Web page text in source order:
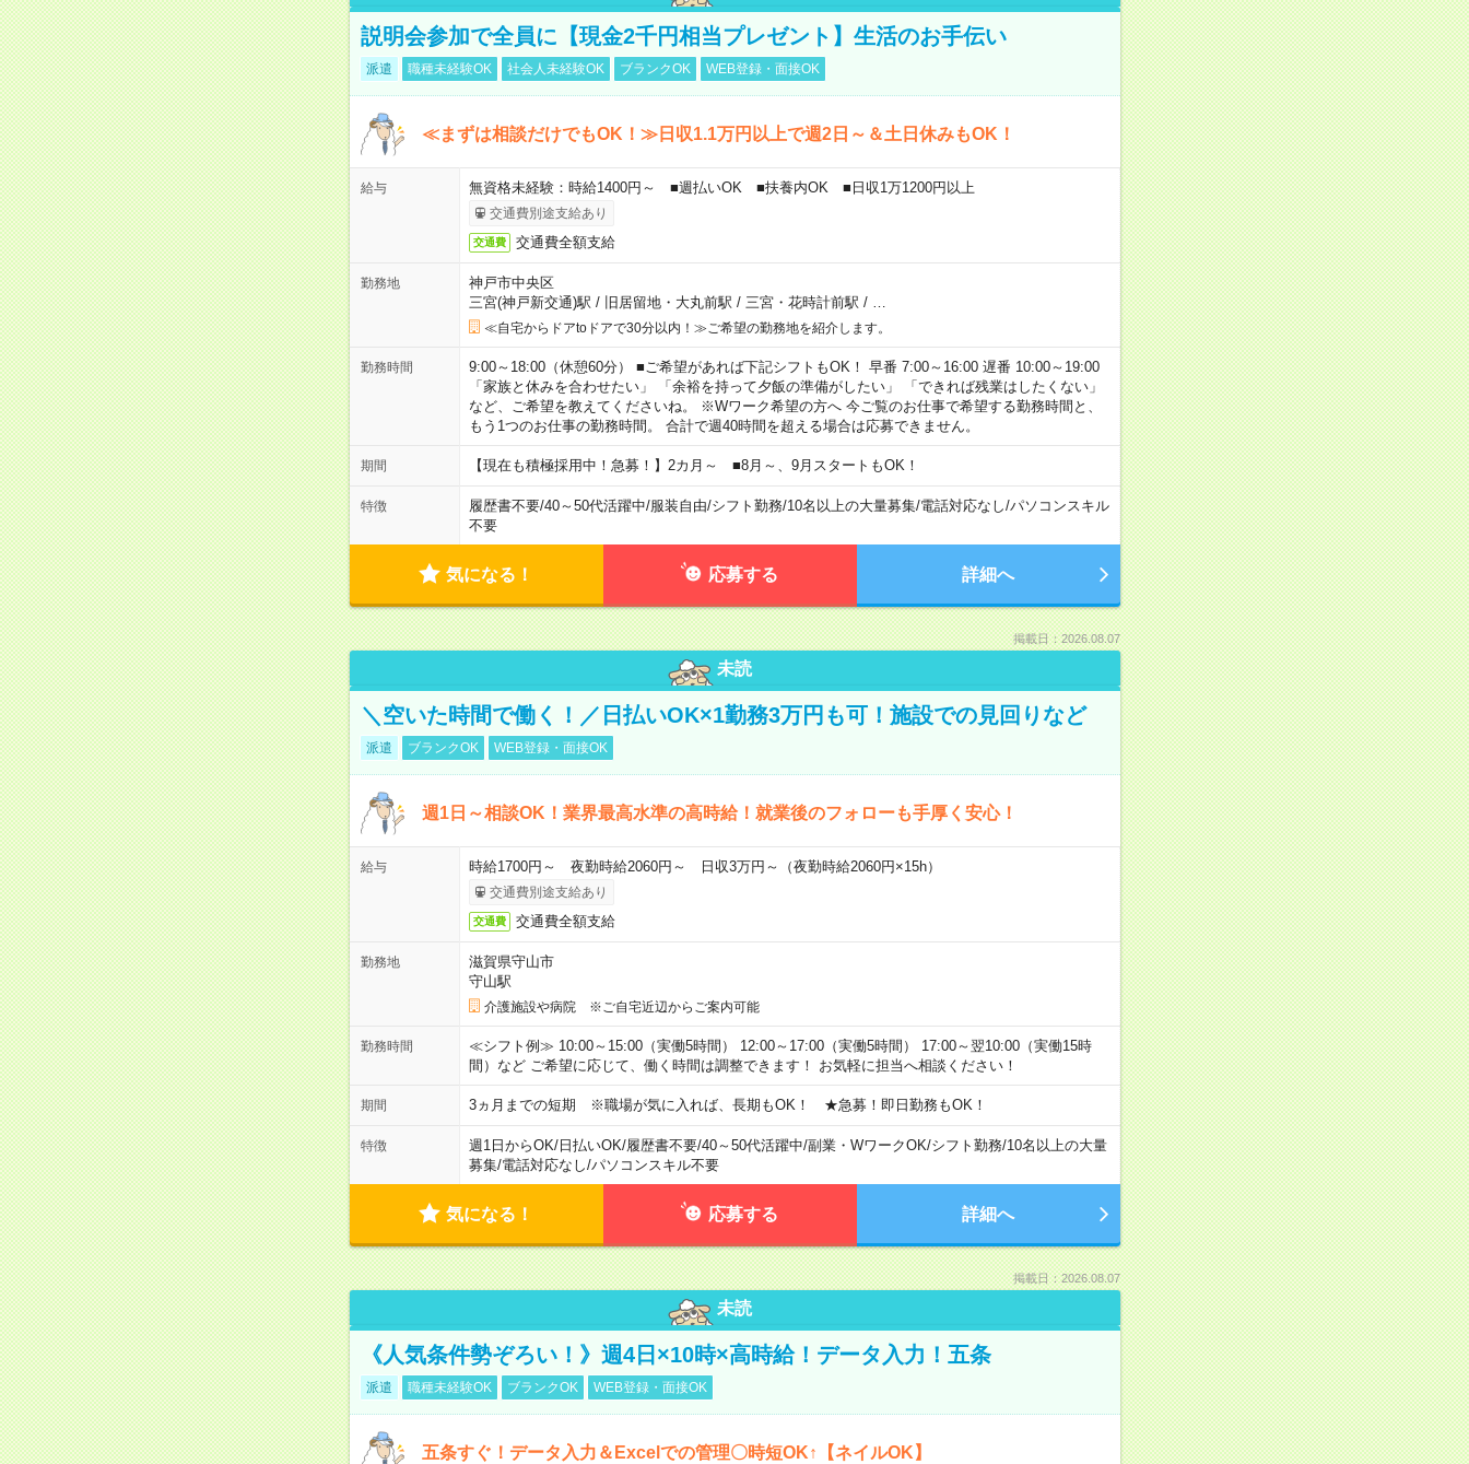
説明会参加で全員に【現金2千円相当プレゼント】生活のお手伝い
派遣 職種未経験OK 社会人未経験OK ブランクOK WEB登録・面接OK
≪まずは相談だけでもOK！≫日収1.1万円以上で週2日～＆土日休みもOK！
給与 無資格未経験：時給1400円～ ■週払いOK ■扶養内OK ■日収1万1200円以上
交通費別途支給あり
交通費 交通費全額支給
勤務地
神戸市中央区
三宮(神戸新交通)駅 / 旧居留地・大丸前駅 / 三宮・花時計前駅 /
≪自宅からドアtoドアで30分以内！≫ご希望の勤務地を紹介します。
勤務時間
9:00～18:00（休憩60分） ■ご希望があれば下記シフトもOK！ 早番 7:00～16:00 遅番 10:00～19:00
「家族と休みを合わせたい」 「余裕を持って夕飯の準備がしたい」 「できれば残業はしたくない」
など、ご希望を教えてくださいね。 ※Wワーク希望の方へ 今ご覧のお仕事で希望する勤務時間と、
もう1つのお仕事の勤務時間。 合計で週40時間を超える場合は応募できません。
期間 【現在も積極採用中！急募！】2カ月～ ■8月～、9月スタートもOK！
特徴 履歴書不要/40～50代活躍中/服装自由/シフト勤務/10名以上の大量募集/電話対応なし/パソコンスキル
不要
気になる！ 応募する 詳細へ
掲載日：2026.08.07
未読
＼空いた時間で働く！／日払いOK×1勤務3万円も可！施設での見回りなど
派遣 ブランクOK WEB登録・面接OK
週1日～相談OK！業界最高水準の高時給！就業後のフォローも手厚く安心！
給与 時給1700円～ 夜勤時給2060円～ 日収3万円～（夜勤時給2060円×15h）
交通費別途支給あり
交通費 交通費全額支給
勤務地
滋賀県守山市
守山駅
介護施設や病院 ※ご自宅近辺からご案内可能
勤務時間
≪シフト例≫ 10:00～15:00（実働5時間） 12:00～17:00（実働5時間） 17:00～翌10:00（実働15時
間）など ご希望に応じて、働く時間は調整できます！ お気軽に担当へ相談ください！
期間 3ヵ月までの短期 ※職場が気に入れば、長期もOK！ ★急募！即日勤務もOK！
特徴 週1日からOK/日払いOK/履歴書不要/40～50代活躍中/副業・WワークOK/シフト勤務/10名以上の大量
募集/電話対応なし/パソコンスキル不要
気になる！ 応募する 詳細へ
掲載日：2026.08.07
未読
《人気条件勢ぞろい！》週4日×10時×高時給！データ入力！五条
派遣 職種未経験OK ブランクOK WEB登録・面接OK
五条すぐ！データ入力＆Excelでの管理〇時短OK↑【ネイルOK】